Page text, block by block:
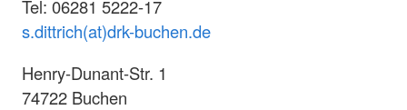
Tel: 06281 5222-17
s.dittrich(at)drk-buchen.de
Henry-Dunant-Str. 1
74722 Buchen